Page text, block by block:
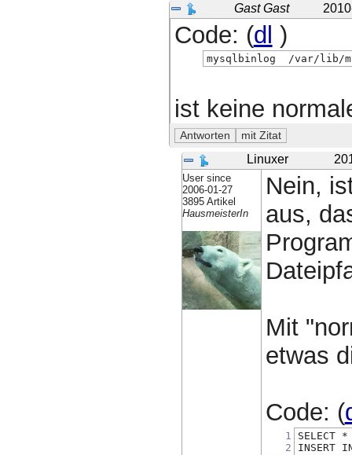
Gast Gast
Code: (dl )
mysqlbinlog  /var/lib/
ist keine
Linuxer
User since
2006-01-27
3895 Artikel
HausmeisterIn
Nein,
aus,
Mit
etwas
Code: (
1
2
SELECT
INSERT